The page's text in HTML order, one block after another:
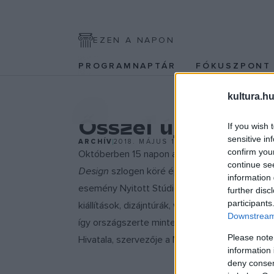
If you wish
sensitive
confirm
continue
information
further
Please
information
deny
EZEN A NAPON
PROGRAMNAPTÁR FÓKUSZPONT
Ősszel újra
ARCHÍV2018. MÁJUS 15.
Októberben 15 napon át várja az
Design szlogen köré épülő
esemény Nyitott Stúdiók programja
kiállítások, dizájntúrák, workshopok és
így országszerte mintegy 250 program közül
Hivatala, szervezője a Magyar Formatervezési